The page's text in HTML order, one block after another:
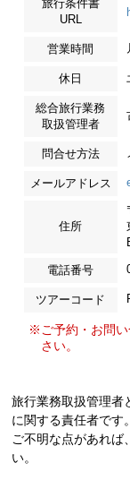
旅行条件書
URL
営業時間
休日
総合旅行業務
取扱管理者
問合せ方法
メールアドレス
住所
電話番号
ツアーコード
※ご予約・お問い
さい。
旅行業務取扱管理者
に関する責任者です
ご不明な点があれば
い。